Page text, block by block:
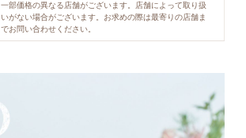
一部価格の異なる店舗がございます。店舗によって取り扱
いがない場合がございます。お求めの際は最寄りの店舗ま
でお問い合わせください。